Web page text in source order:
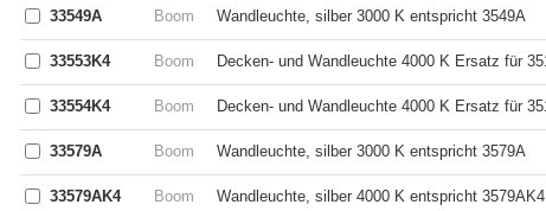
33549A Boom Wandleuchte, silber 3000 K entspricht 3549A
33553K4 Boom Decken- und Wandleuchte 4000 K Ersatz für
33554K4 Boom Decken- und Wandleuchte 4000 K Ersatz für
33579A Boom Wandleuchte, silber 3000 K entspricht 3579A
33579AK4 Boom Wandleuchte, silber 4000 K entspricht 3579AK4